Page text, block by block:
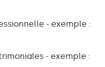
- exemple :
- exemple :